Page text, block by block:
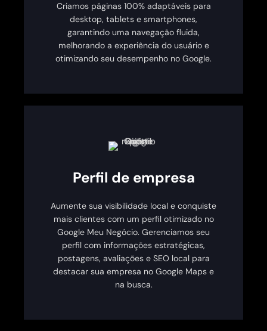
Criamos páginas 100% adaptáveis para
desktop, tablets e smartphones,
garantindo uma navegação fluida,
melhorando a experiência do usuário e
otimizando seu desempenho no Google.
Perfil de empresa
Aumente sua visibilidade local e conquiste
mais clientes com um perfil otimizado no
Google Meu Negócio. Gerenciamos seu
perfil com informações estratégicas,
postagens, avaliações e SEO local para
destacar sua empresa no Google Maps e
na busca.